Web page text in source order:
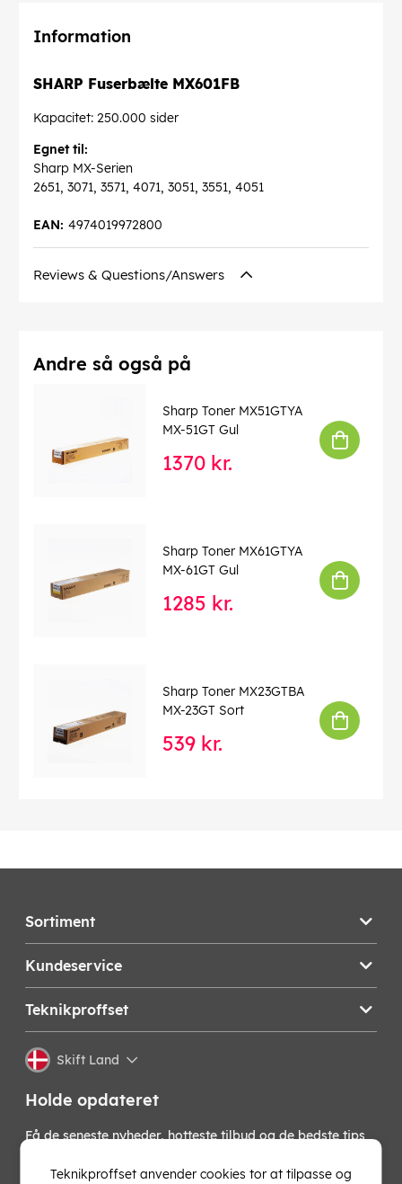
Information
SHARP Fuserbælte MX601FB
Kapacitet: 250.000 sider
Egnet til:
Sharp MX-Serien
2651, 3071, 3571, 4071, 3051, 3551, 4051
4974019972800
EAN:
Reviews & Questions/Answers
Andre så også på
Sharp Toner MX51GTYA
MX-51GT Gul
1370 kr.
Sharp Toner MX61GTYA
MX-61GT Gul
1285 kr.
Sharp Toner MX23GTBA
MX-23GT Sort
539 kr.
Sortiment
Kundeservice
Teknikproffset
Skift Land
Holde opdateret
Få de seneste nyheder, hotteste tilbud og de bedste tips
nyhedsbrev!
Teknikproffset anvender cookies tor at tilpasse og